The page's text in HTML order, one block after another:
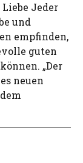
Jeder
und
empfinden,
guten
„Der
neuen